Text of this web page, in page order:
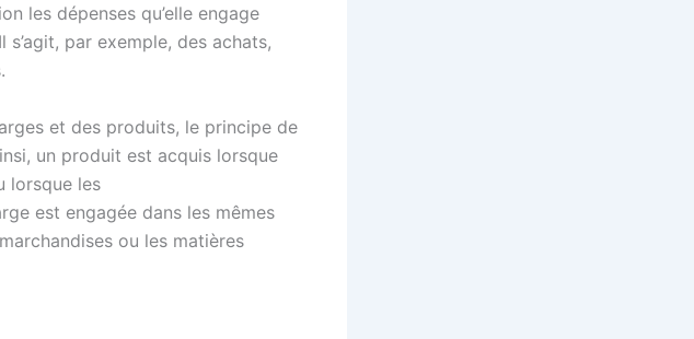
les dépenses qu’elle engage
par exemple, des achats,
et des produits, le principe de
un produit est acquis lorsque
lorsque les
est engagée dans les mêmes
ou les matières